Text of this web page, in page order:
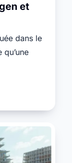
et
dans le